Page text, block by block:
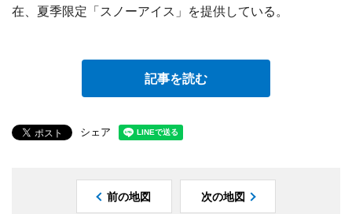
在、夏季限定「スノーアイス」を提供している。
記事を読む
シェア
前の地図 次の地図